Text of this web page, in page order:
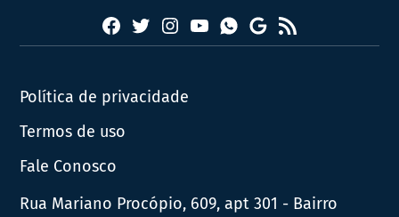
Facebook
TwitterInstagram
YouTubeWhatsapp
Google
News
RSS
Política de privacidade
Termos de uso
Fale Conosco
Rua Mariano Procópio, 609, apt 301 - Bairro